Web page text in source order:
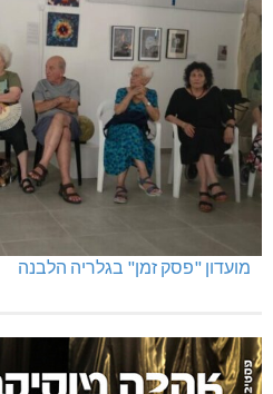
מועדון "פסק זמן" בגלריה הלבנה